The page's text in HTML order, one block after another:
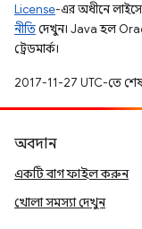
License-এর অধীনে
নীতিদেখুন। Java হল
ট্রেডমার্ক।
2017-11-27 UTC-তে
অবদান
একটি বাগ ফাইল করুন
খোলা সমস্যা দেখুন